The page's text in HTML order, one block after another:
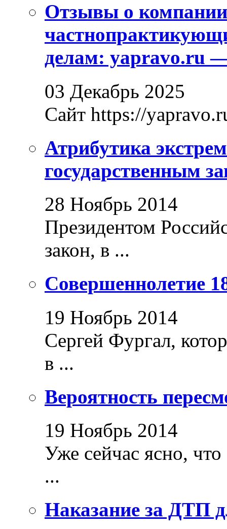
Отзывы о
делам: yapravo.ru
03 Декабрь 2025
Сайт https://
Атрибутика
государственным
28 Ноябрь 2014
Президентом
закон, в ...
Совершеннолетие
19 Ноябрь 2014
Сергей Фургал,
в ...
Вероятность
19 Ноябрь 2014
Уже сейчас ясно,
...
Наказание за ДТП